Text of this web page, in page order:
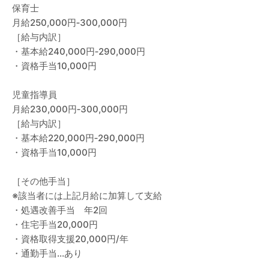
保育士
月給250,000円‐300,000円
［給与内訳］
・基本給240,000円‐290,000円
・資格手当10,000円
児童指導員
月給230,000円‐300,000円
［給与内訳］
・基本給220,000円‐290,000円
・資格手当10,000円
［その他手当］
※該当者には上記月給に加算して支給
・処遇改善手当 年2回
・住宅手当20,000円
・資格取得支援20,000円/年
・通勤手当…あり